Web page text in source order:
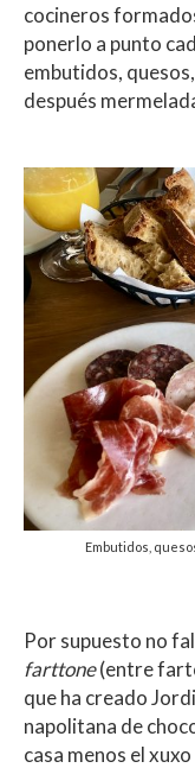
cocineros
ponerlo a punto
embutidos,
después
Embutidos,
Por supuesto no
farttone(entre
que ha creado
napolitana de
casa menos el